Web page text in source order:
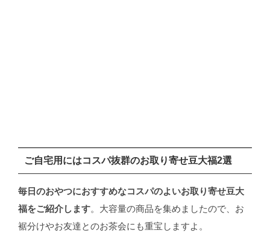
ご自宅用にはコスパ抜群のお取り寄せ豆大福2選
毎日のおやつにおすすめなコスパのよいお取り寄せ豆大
福をご紹介します。大容量の商品を集めましたので、お
裾分けやお友達とのお茶会にも重宝しますよ。